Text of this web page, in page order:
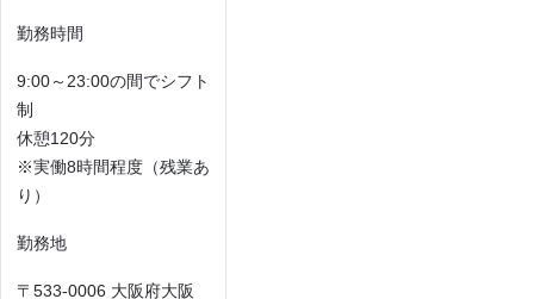
勤務時間
9:00～23:00の間でシフト
制
休憩120分
※実働8時間程度（残業あ
り）
勤務地
〒533-0006 大阪府大阪